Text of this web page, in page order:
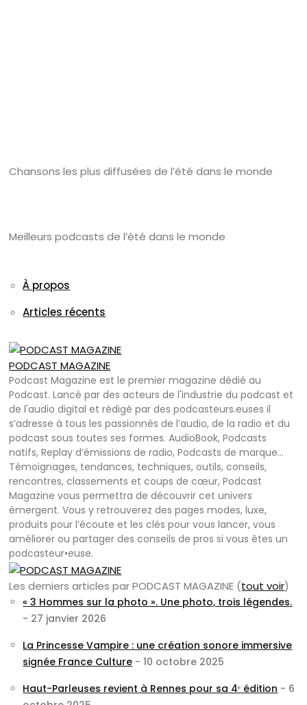
Chansons les plus diffusées de l’été dans le monde
Meilleurs podcasts de l’été dans le monde
À propos
Articles récents
PODCAST MAGAZINE
Podcast Magazine est le premier magazine dédié au
Podcast. Lancé par des acteurs de l'industrie du podcast et
de l'audio digital et rédigé par des podcasteurs.euses il
s’adresse à tous les passionnés de l’audio, de la radio et du
podcast sous toutes ses formes. AudioBook, Podcasts
natifs, Replay d’émissions de radio, Podcasts de marque…
Témoignages, tendances, techniques, outils, conseils,
rencontres, classements et coups de cœur, Podcast
Magazine vous permettra de découvrir cet univers
émergent. Vous y retrouverez des pages modes, luxe,
produits pour l’écoute et les clés pour vous lancer, vous
améliorer ou partager des conseils de pros si vous êtes un
podcasteur•euse.
Les derniers articles par PODCAST MAGAZINE (tout voir)
« 3 Hommes sur la photo ». Une photo, trois légendes.
- 27 janvier 2026
La Princesse Vampire : une création sonore immersive
signée France Culture - 10 octobre 2025
Haut-Parleuses revient à Rennes pour sa 4ᵉ édition - 6